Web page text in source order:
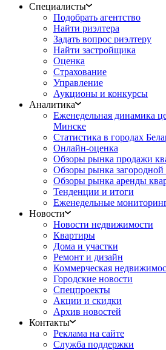
Специалисты
Подобрать агентство
Найти риэлтера
Задать вопрос риэлтеру
Найти застройщика
Оценка
Страхование
Управление
Аукционы и конкурсы
Аналитика
Еженедельная динамика
Минске
Статистика в городах
Онлайн-оценка
Обзоры рынка продажи
Обзоры рынка
Обзоры рынка аренды
Тенденции и итоги
Еженедельные
Новости
Новости недвижимости
Квартиры
Дома и участки
Ремонт и дизайн
Коммерческая
Городские новости
Спецпроекты
Акции и скидки
Архив новостей
Контакты
Реклама на сайте
Служба поддержки